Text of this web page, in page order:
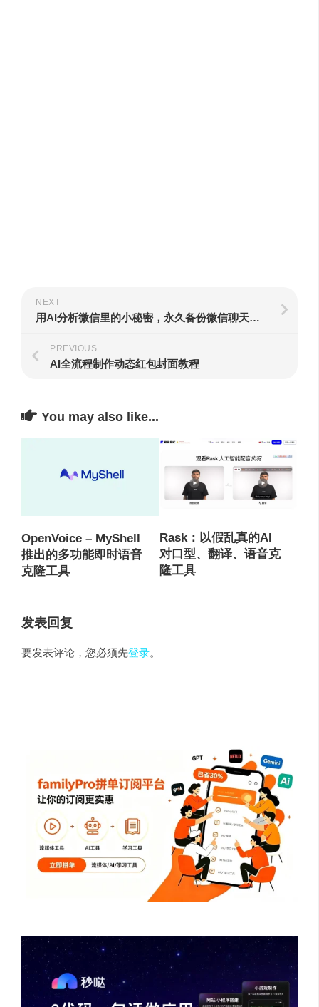
NEXT
用AI分析微信里的小秘密，永久备份微信聊天记录
PREVIOUS
AI全流程制作动态红包封面教程
You may also like...
OpenVoice – MyShell
推出的多功能即时语音
克隆工具
Rask：以假乱真的AI
对口型、翻译、语音克
隆工具
发表回复
要发表评论，您必须先登录。